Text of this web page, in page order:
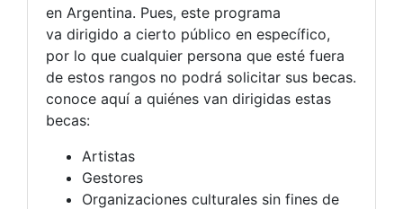
en Argentina. Pues, este programa
va dirigido a cierto público en específico,
por lo que cualquier persona que esté fuera
de estos rangos no podrá solicitar sus becas.
conoce aquí a quiénes van dirigidas estas
becas:
Artistas
Gestores
Organizaciones culturales sin fines de